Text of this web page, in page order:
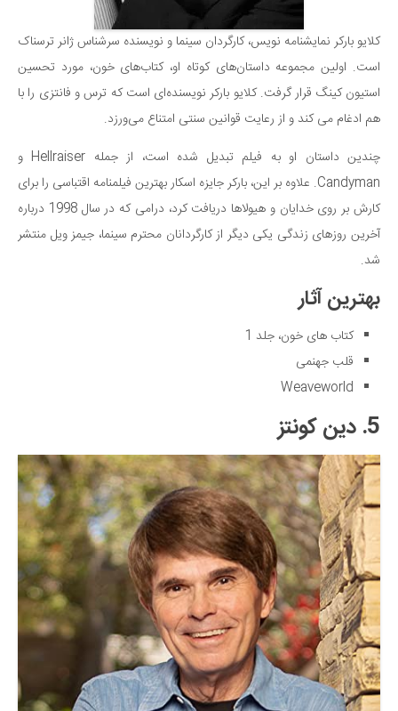
کلایو بارکر نمایشنامه نویس، کارگردان سینما و نویسنده سرشناس ژانر ترسناک
است. اولین مجموعه داستان‌های کوتاه او، کتاب‌های خون، مورد تحسین
استیون کینگ قرار گرفت. کلایو بارکر نویسنده‌ای است که ترس و فانتزی را با
هم ادغام می کند و از رعایت قوانین سنتی امتناع می‌ورزد.
چندین داستان او به فیلم تبدیل شده است، از جمله Hellraiser و
Candyman. علاوه بر این، بارکر جایزه اسکار بهترین فیلمنامه اقتباسی را برای
کارش بر روی خدایان و هیولاها دریافت کرد، درامی که در سال 1998 درباره
آخرین روزهای زندگی یکی دیگر از کارگردانان محترم سینما، جیمز ویل منتشر
شد.
بهترین آثار
کتاب های خون، جلد 1
قلب جهنمی
Weaveworld
5. دین کونتز